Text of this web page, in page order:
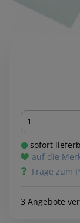
Menge
sofort
auf die
Frage zum
3 Angebote